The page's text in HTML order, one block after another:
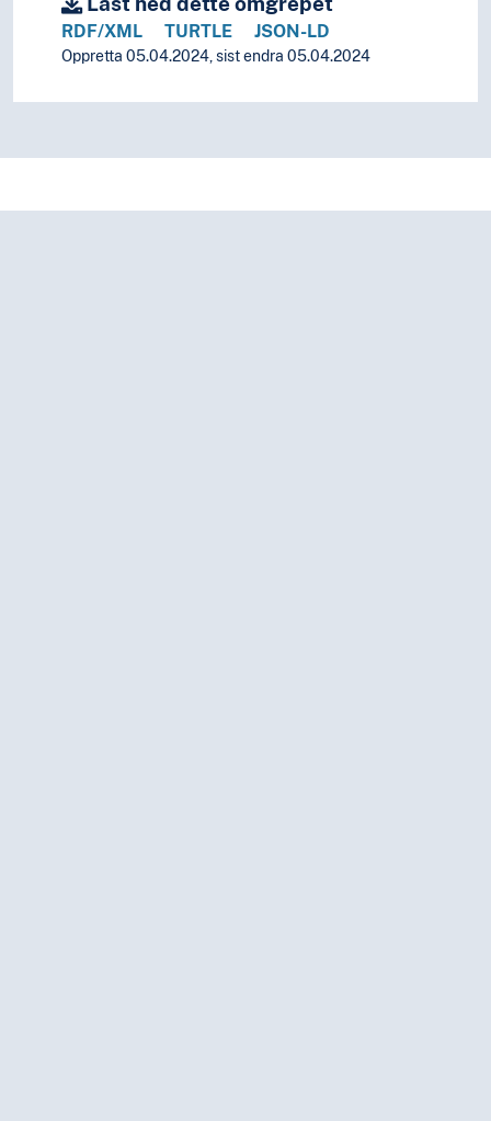
RDF/XML TURTLE JSON-LD
Oppretta 05.04.2024, sist endra 05.04.2024